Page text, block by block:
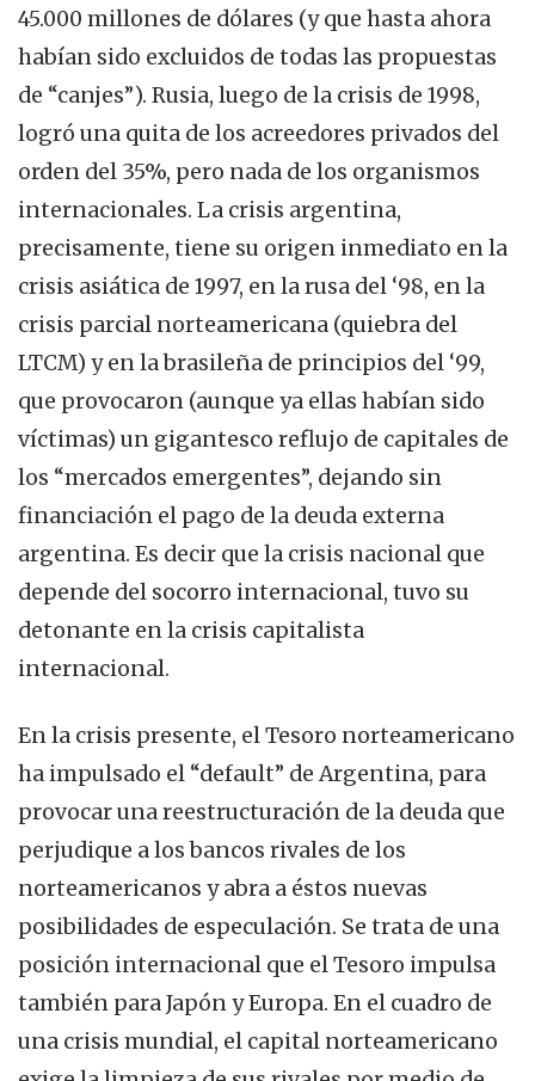
45.000 millones de dólares (y que hasta ahora
habían sido excluidos de todas las propuestas
de “canjes”). Rusia, luego de la crisis de 1998,
logró una quita de los acreedores privados del
orden del 35%, pero nada de los organismos
internacionales. La crisis argentina,
precisamente, tiene su origen inmediato en la
crisis asiática de 1997, en la rusa del ‘98, en la
crisis parcial norteamericana (quiebra del
LTCM) y en la brasileña de principios del ‘99,
que provocaron (aunque ya ellas habían sido
víctimas) un gigantesco reflujo de capitales de
los “mercados emergentes”, dejando sin
financiación el pago de la deuda externa
argentina. Es decir que la crisis nacional que
depende del socorro internacional, tuvo su
detonante en la crisis capitalista
internacional.
En la crisis presente, el Tesoro norteamericano
ha impulsado el “default” de Argentina, para
provocar una reestructuración de la deuda que
perjudique a los bancos rivales de los
norteamericanos y abra a éstos nuevas
posibilidades de especulación. Se trata de una
posición internacional que el Tesoro impulsa
también para Japón y Europa. En el cuadro de
una crisis mundial, el capital norteamericano